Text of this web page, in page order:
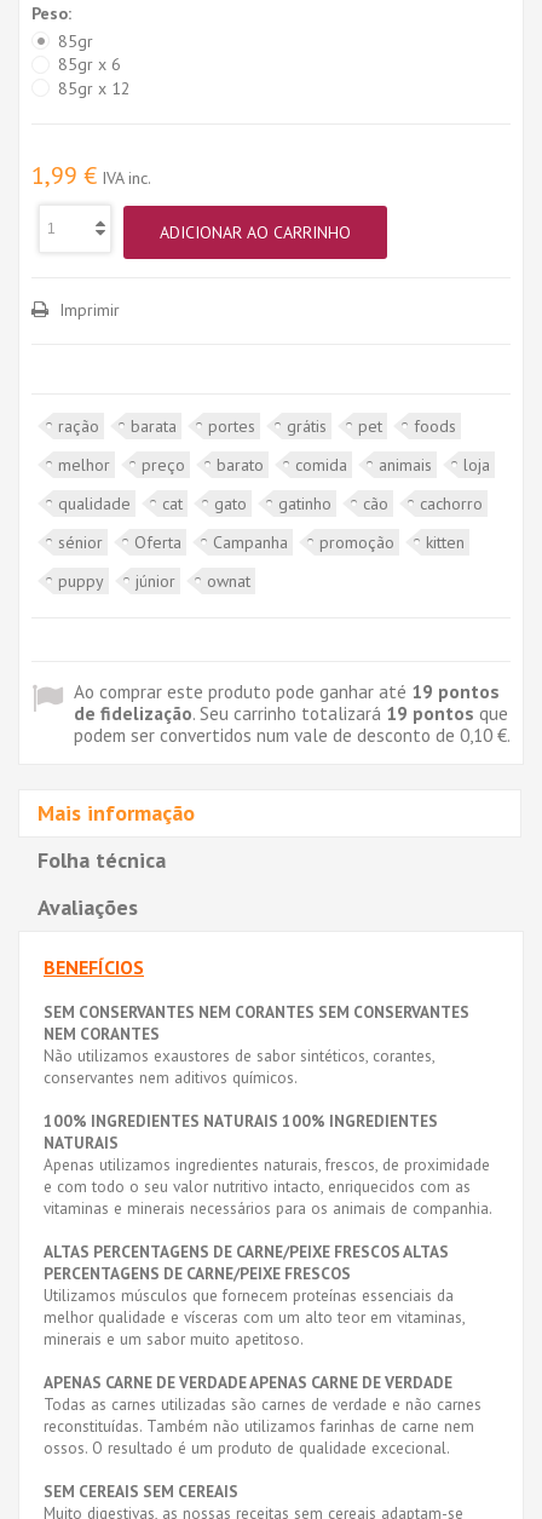
Peso:
85gr
85gr x 6
85gr x 12
1,99 € IVA inc.
ADICIONAR AO CARRINHO
Imprimir
ração barata portes grátis pet
foods
melhor
preço barato comida animais
loja
qualidade
cat gato gatinho cão
cachorro
sénior
Oferta Campanha promoção
kitten
puppy
júnior ownat
Ao comprar este produto pode ganhar até 19 pontos
de fidelização. Seu carrinho totalizará 19 pontos que
podem ser convertidos num vale de desconto de 0,10 €.
Mais informação
Folha técnica
Avaliações
BENEFÍCIOS
SEM CONSERVANTES NEM CORANTES SEM CONSERVANTES
NEM CORANTES
Não utilizamos exaustores de sabor sintéticos, corantes,
conservantes nem aditivos químicos.
100% INGREDIENTES NATURAIS 100% INGREDIENTES
NATURAIS
Apenas utilizamos ingredientes naturais, frescos, de proximidade
e com todo o seu valor nutritivo intacto, enriquecidos com as
vitaminas e minerais necessários para os animais de companhia.
ALTAS PERCENTAGENS DE CARNE/PEIXE FRESCOS ALTAS
PERCENTAGENS DE CARNE/PEIXE FRESCOS
Utilizamos músculos que fornecem proteínas essenciais da
melhor qualidade e vísceras com um alto teor em vitaminas,
minerais e um sabor muito apetitoso.
APENAS CARNE DE VERDADE APENAS CARNE DE VERDADE
Todas as carnes utilizadas são carnes de verdade e não carnes
reconstituídas. Também não utilizamos farinhas de carne nem
ossos. O resultado é um produto de qualidade excecional.
SEM CEREAIS SEM CEREAIS
Muito digestivas, as nossas receitas sem cereais adaptam-se